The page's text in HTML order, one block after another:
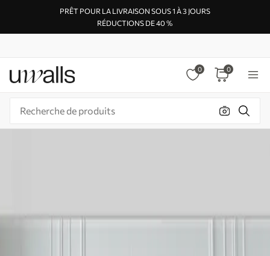
PRÊT POUR LA LIVRAISON SOUS 1 À 3 JOURS
RÉDUCTIONS DE 40 %
0 0